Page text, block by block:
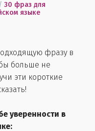
30 фраз для
языке
фразу в
больше не
эти короткие
уверенности в